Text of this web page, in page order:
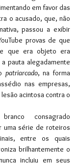
em favor das
o acusado, que, não
passou a exibir
provas de que
que era objeto era
pauta alegadamente
patriarcado, na forma
nas empresas,
acintosa contra o
consagrado
uma série de roteiros
entre os quais
brilhantemente o
incluiu em seus